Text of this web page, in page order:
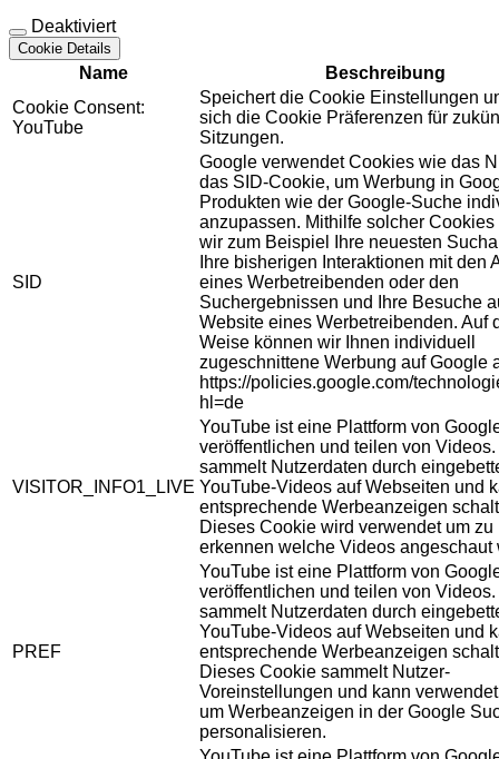
Deaktiviert
Cookie Details
Name
Beschreibung
Cookie Consent:
YouTube
Speichert die Cookie Einstellungen
sich die Cookie Präferenzen für
Sitzungen.
SID
Google verwendet Cookies wie das
das SID-Cookie, um Werbung in
Produkten wie der Google-Suche
anzupassen. Mithilfe solcher Cookies
wir zum Beispiel Ihre neuesten
Ihre bisherigen Interaktionen mit den
eines Werbetreibenden oder den
Suchergebnissen und Ihre Besuche
Website eines Werbetreibenden. Auf
Weise können wir Ihnen individuell
zugeschnittene Werbung auf Google
https://policies.google.com/
hl=de
VISITOR_INFO1_LIVE
YouTube ist eine Plattform von
veröffentlichen und teilen von
sammelt Nutzerdaten durch
YouTube-Videos auf Webseiten und
entsprechende Werbeanzeigen
Dieses Cookie wird verwendet um zu
erkennen welche Videos angeschaut
PREF
YouTube ist eine Plattform von
veröffentlichen und teilen von
sammelt Nutzerdaten durch
YouTube-Videos auf Webseiten und
entsprechende Werbeanzeigen
Dieses Cookie sammelt Nutzer-
Voreinstellungen und kann
um Werbeanzeigen in der Google
personalisieren.